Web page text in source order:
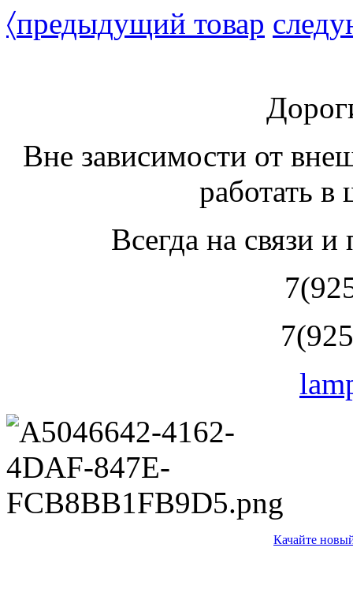
〈предыдущий товар
Вне зависимости от
работать
Всегда на связи
Качайте